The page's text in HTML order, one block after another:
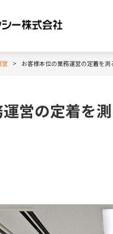
営 お客様本位の業務運営の定着を
営の定着を